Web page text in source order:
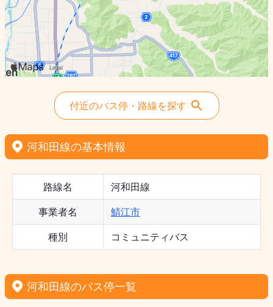
付近のバス停・路線を探す
河和田線の基本情報
路線名 河和田線
事業者名 鯖江市
種別 コミュニティバス
河和田線のバス停一覧